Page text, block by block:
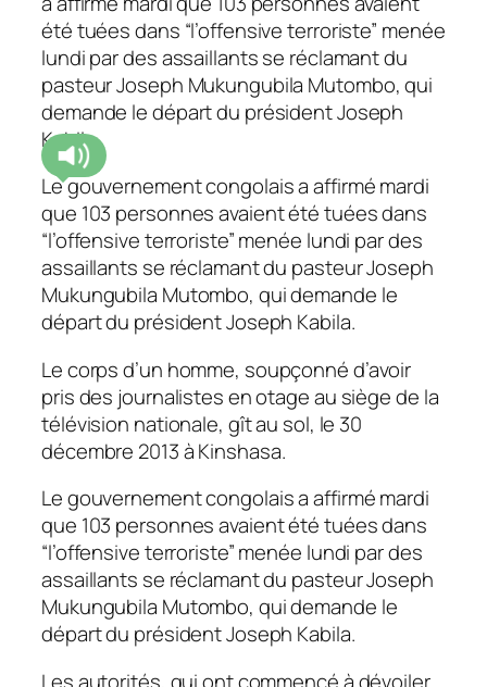
été tuées dans “l’offensive terroriste” menée
lundi par des assaillants se réclamant du
pasteur Joseph Mukungubila Mutombo, qui
demande le départ du président Joseph
Kabila.
Le gouvernement congolais a affirmé mardi
que 103 personnes avaient été tuées dans
“l’offensive terroriste” menée lundi par des
assaillants se réclamant du pasteur Joseph
Mukungubila Mutombo, qui demande le
départ du président Joseph Kabila.
Le corps d’un homme, soupçonné d’avoir
pris des journalistes en otage au siège de la
télévision nationale, gît au sol, le 30
décembre 2013 à Kinshasa.
Le gouvernement congolais a affirmé mardi
que 103 personnes avaient été tuées dans
“l’offensive terroriste” menée lundi par des
assaillants se réclamant du pasteur Joseph
Mukungubila Mutombo, qui demande le
départ du président Joseph Kabila.
Les autorités, qui ont commencé à dévoiler